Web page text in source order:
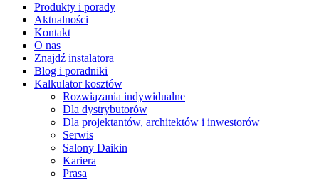
Produkty i porady
Aktualności
Kontakt
O nas
Znajdź instalatora
Blog i poradniki
Kalkulator kosztów
Rozwiązania indywidualne
Dla dystrybutorów
Dla projektantów, architektów i inwestorów
Serwis
Salony Daikin
Kariera
Prasa